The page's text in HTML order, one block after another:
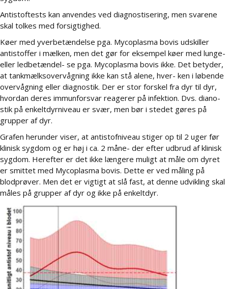
Antistoftests kan anvendes ved diagnostisering, men svarene
skal tolkes med forsigtighed.
Køer med yverbetændelse pga. Mycoplasma bovis udskiller
antistoffer i mælken, men det gør for eksempel køer med lunge-
eller ledbetændel- se pga. Mycoplasma bovis ikke. Det betyder,
at tankmælksovervågning ikke kan stå alene, hver- ken i løbende
overvågning eller diagnostik. Der er stor forskel fra dyr til dyr,
hvordan deres immunforsvar reagerer på infektion. Dvs. diano-
stik på enkeltdyrniveau er svær, men bør i stedet gøres på
grupper af dyr.
Grafen herunder viser, at antistofniveau stiger op til 2 uger før
klinisk sygdom og er høj i ca. 2 måne- der efter udbrud af klinisk
sygdom. Herefter er det ikke længere muligt at måle om dyret
er smittet med Mycoplasma bovis. Dette er ved måling på
blodprøver. Men det er vigtigt at slå fast, at denne udvikling skal
måles på grupper af dyr og ikke på enkeltdyr.